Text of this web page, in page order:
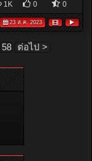
1K 0 0
23 ส.ค. 2023
58 ต่อไป >